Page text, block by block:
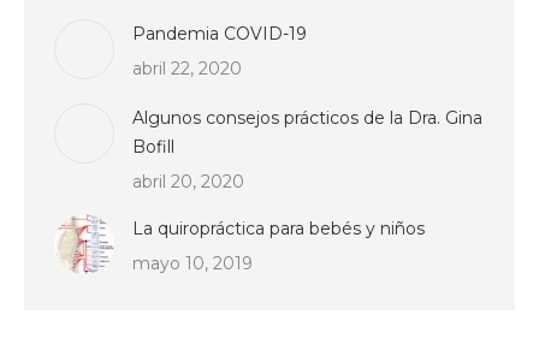
Pandemia COVID-19
abril 22, 2020
Algunos consejos prácticos de la Dra. Gina
Bofill
abril 20, 2020
La quiropráctica para bebés y niños
mayo 10, 2019